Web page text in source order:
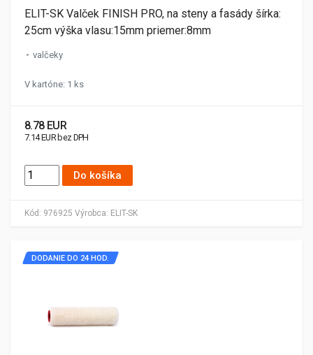
Kód: 976925 Výrobca: ELIT-SK
ELIT-SK Valček FINISH PRO, na steny a fasády šírka:
25cm výška vlasu:15mm priemer:8mm
valčeky
V kartóne: 1 ks
8.78 EUR
7.14 EUR bez DPH
Do košíka
DODANIE DO 24 HOD.